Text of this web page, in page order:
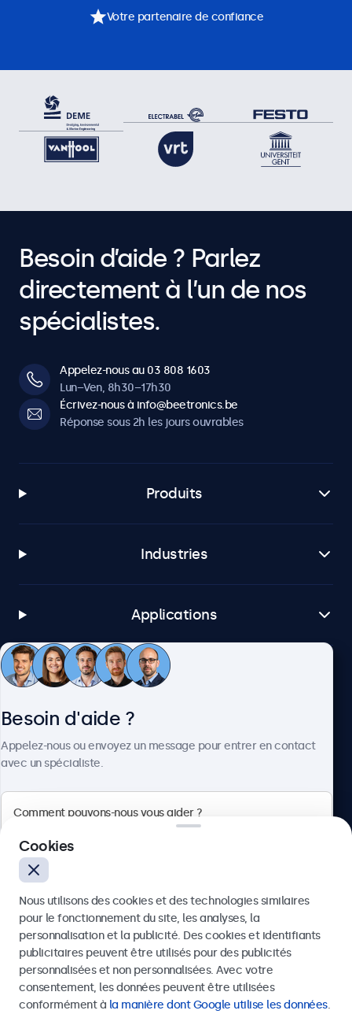
Votre partenaire de confiance
Besoin d’aide ? Parlez
directement à l’un de nos
spécialistes.
Appelez-nous au 03 808 1603
Lun–Ven, 8h30–17h30
Écrivez-nous à info@beetronics.be
Réponse sous 2h les jours ouvrables
Produits
Industries
Applications
Service client
4.8/5 noté par 5000+ entreprises
Français
Besoin d'aide ?
Appelez-nous ou envoyez un message pour entrer en contact
avec un spécialiste.
Envoyer
Ou appelez-nous au03 808 1603
Cookies
Nous utilisons des cookies et des technologies similaires
pour le fonctionnement du site, les analyses, la
personnalisation et la publicité. Des cookies et identifiants
publicitaires peuvent être utilisés pour des publicités
personnalisées et non personnalisées. Avec votre
consentement, les données peuvent être utilisées
conformément à la manière dont Google utilise les données.